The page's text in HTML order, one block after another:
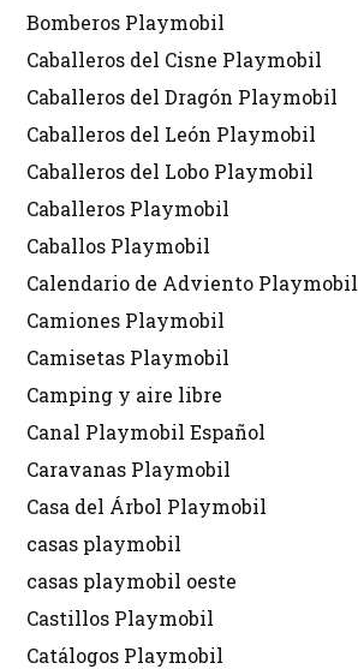
Bomberos Playmobil
Caballeros del Cisne Playmobil
Caballeros del Dragón Playmobil
Caballeros del León Playmobil
Caballeros del Lobo Playmobil
Caballeros Playmobil
Caballos Playmobil
Calendario de Adviento Playmobil
Camiones Playmobil
Camisetas Playmobil
Camping y aire libre
Canal Playmobil Español
Caravanas Playmobil
Casa del Árbol Playmobil
casas playmobil
casas playmobil oeste
Castillos Playmobil
Catálogos Playmobil